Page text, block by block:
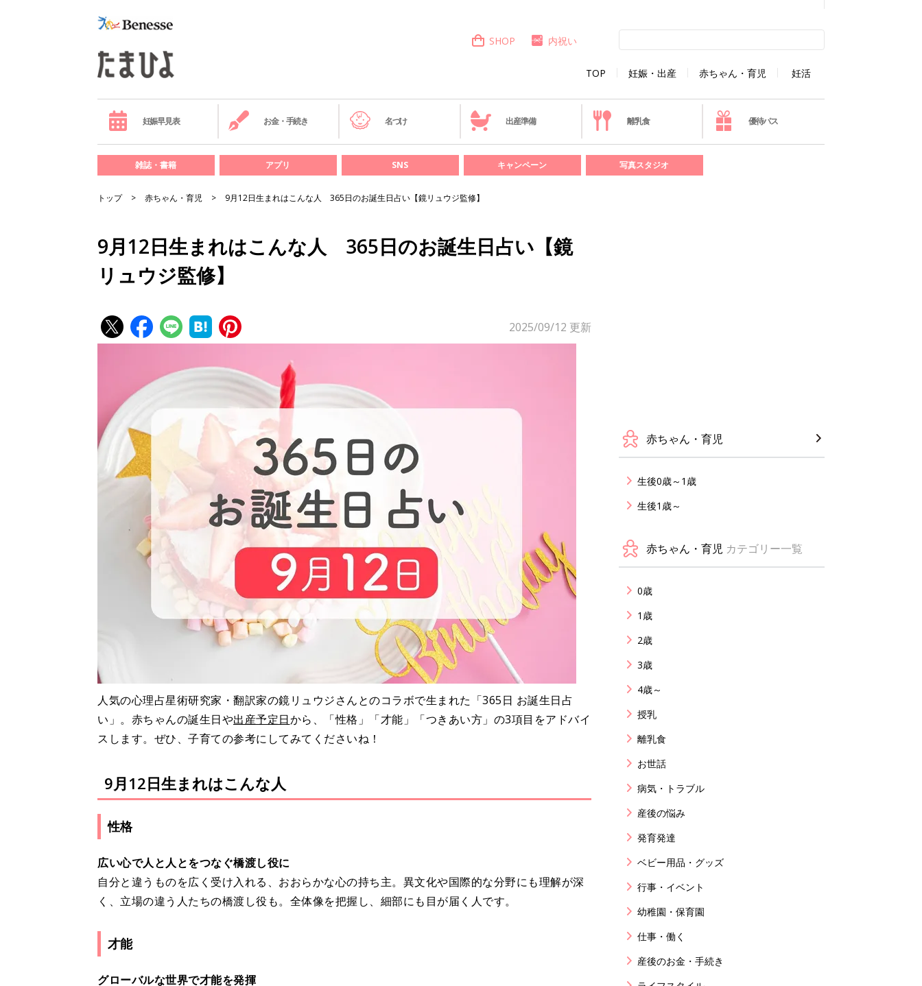
TOP 妊娠・出産 赤ちゃん・育児 妊活
SHOP 内祝い
妊娠早見表 お金・手続き 名づけ 出産準備 離乳食 優待パス
雑誌・書籍 アプリ SNS キャンペーン 写真スタジオ
トップ 赤ちゃん・育児 9月12日生まれはこんな人 365日のお誕生日占い【鏡リュウジ監修】
9月12日生まれはこんな人 365日のお誕生日占い【鏡
リュウジ監修】
2025/09/12 更新
人気の心理占星術研究家・翻訳家の鏡リュウジさんとのコラボで生まれた「365日 お誕生日占
い」。赤ちゃんの誕生日や出産予定日から、「性格」「才能」「つきあい方」の3項目をアドバイ
スします。ぜひ、子育ての参考にしてみてくださいね！
9月12日生まれはこんな人
性格
広い心で人と人とをつなぐ橋渡し役に
自分と違うものを広く受け入れる、おおらかな心の持ち主。異文化や国際的な分野にも理解が深
く、立場の違う人たちの橋渡し役も。全体像を把握し、細部にも目が届く人です。
才能
グローバルな世界で才能を発揮
赤ちゃん・育児
生後0歳～1歳
生後1歳～
赤ちゃん・育児 カテゴリー一覧
0歳
1歳
2歳
3歳
4歳～
授乳
離乳食
お世話
病気・トラブル
産後の悩み
発育発達
ベビー用品・グッズ
行事・イベント
幼稚園・保育園
仕事・働く
産後のお金・手続き